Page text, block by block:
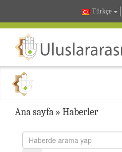
Türkçe
Ana sayfa » Haberler